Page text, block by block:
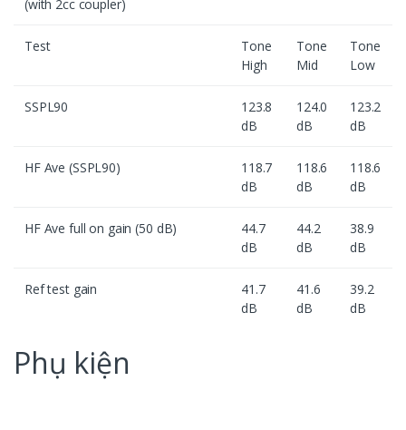
(with 2cc coupler)
Test
Tone
High
Tone
Mid
Tone
Low
SSPL90
123.8
dB
124.0
dB
123.2
dB
HF Ave (SSPL90)
118.7
dB
118.6
dB
118.6
dB
HF Ave full on gain (50 dB)
44.7
dB
44.2
dB
38.9
dB
Ref test gain
41.7
dB
41.6
dB
39.2
dB
Phụ kiện